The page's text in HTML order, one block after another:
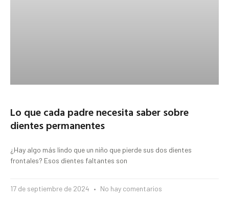
Lo que cada padre necesita saber sobre
dientes permanentes
¿Hay algo más lindo que un niño que pierde sus dos dientes
frontales? Esos dientes faltantes son
17 de septiembre de 2024 No hay comentarios